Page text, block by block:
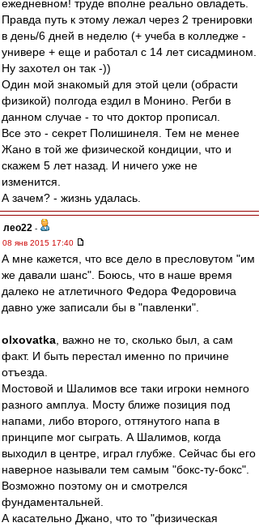
ежедневном! труде вполне реально овладеть.
Правда путь к этому лежал через 2 тренировки
в день/6 дней в неделю (+ учеба в колледже -
универе + еще и работал с 14 лет сисадмином.
Ну захотел он так -))
Один мой знакомый для этой цели (обрасти
физикой) полгода ездил в Монино. Регби в
данном случае - то что доктор прописал.
Все это - секрет Полишинеля. Тем не менее
Жано в той же физической кондиции, что и
скажем 5 лет назад. И ничего уже не
изменится.
А зачем? - жизнь удалась.
лео22 -
08 янв 2015 17:40
А мне кажется, что все дело в пресловутом "им
же давали шанс". Боюсь, что в наше время
далеко не атлетичного Федора Федоровича
давно уже записали бы в "павленки".
olxovatka , важно не то, сколько был, а сам
факт. И быть перестал именно по причине
отъезда.
Мостовой и Шалимов все таки игроки немного
разного амплуа. Мосту ближе позиция под
напами, либо второго, оттянутого напа в
принципе мог сыграть. А Шалимов, когда
выходил в центре, играл глубже. Сейчас бы его
наверное называли тем самым "бокс-ту-бокс".
Возможно поэтому он и смотрелся
фундаментальней.
А касательно Джано, что то "физическая